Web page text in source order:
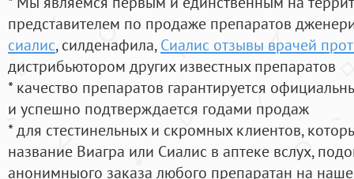
представителем по продаже препаратов
сиалис, силденафила, Сиалис отзывы врачей
дистрибьютором других известных препаратов
* качество препаратов гарантируется
и успешно подтверждается годами продаж
* для стестинельных и скромных клиентов,
название Виагра или Сиалис в аптеке вслух,
анонимныого заказа любого препаратан на